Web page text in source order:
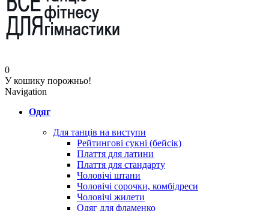
0
У кошику порожньо!
Navigation
Одяг
Для танців на виступи
Рейтингові сукні (бейсік)
Плаття для латини
Плаття для стандарту
Чоловічі штани
Чоловічі сорочки, комбідреси
Чоловічі жилети
Одяг для фламенко